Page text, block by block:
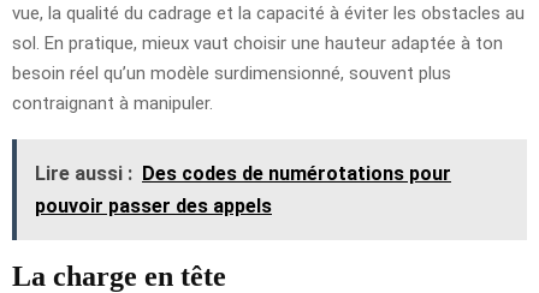
vue, la qualité du cadrage et la capacité à éviter les obstacles au
sol. En pratique, mieux vaut choisir une hauteur adaptée à ton
besoin réel qu’un modèle surdimensionné, souvent plus
contraignant à manipuler.
Lire aussi : Des codes de numérotations pour
pouvoir passer des appels
La charge en tête